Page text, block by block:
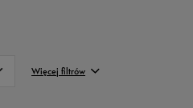
Więcej filtrów